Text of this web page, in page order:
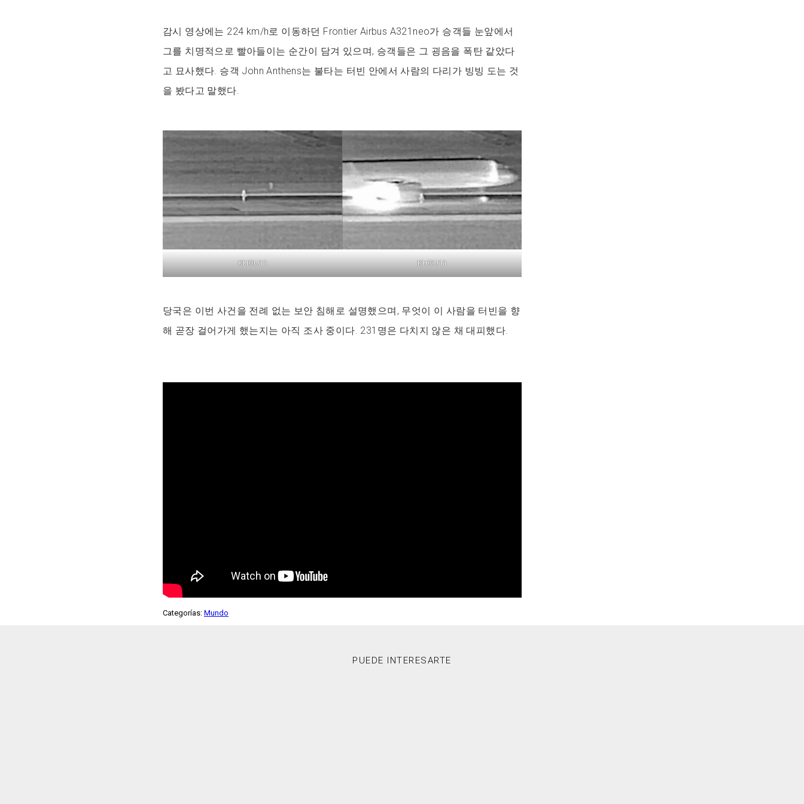
감시 영상에는 224 km/h로 이동하던 Frontier Airbus A321neo가 승객들 눈앞에서
그를 치명적으로 빨아들이는 순간이 담겨 있으며, 승객들은 그 굉음을 폭탄 같았다
고 묘사했다. 승객 John Anthens는 불타는 터빈 안에서 사람의 다리가 빙빙 도는 것
을 봤다고 말했다.
KHOU11 KHOU11
당국은 이번 사건을 전례 없는 보안 침해로 설명했으며, 무엇이 이 사람을 터빈을 향
해 곧장 걸어가게 했는지는 아직 조사 중이다. 231명은 다치지 않은 채 대피했다.
Categorías: Mundo
PUEDE INTERESARTE